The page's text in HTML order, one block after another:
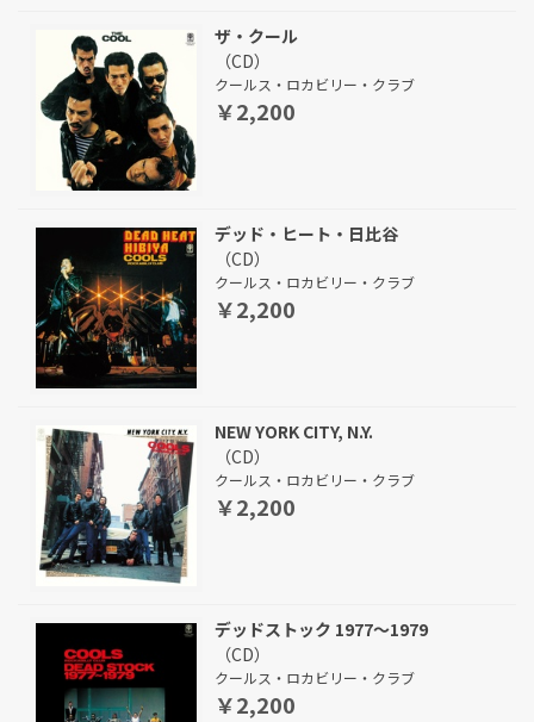
ザ・クール
（CD）
クールス・ロカビリー・クラブ
￥2,200
デッド・ヒート・日比谷
（CD）
クールス・ロカビリー・クラブ
￥2,200
NEW YORK CITY, N.Y.
（CD）
クールス・ロカビリー・クラブ
￥2,200
デッドストック 1977～1979
（CD）
クールス・ロカビリー・クラブ
￥2,200